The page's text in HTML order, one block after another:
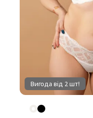
Вигода від 2 шт!